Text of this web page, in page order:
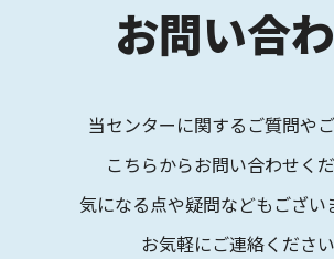
お問い合
当センターに関するご質問やご
こちらからお問い合わせくだ
気になる点や疑問などもござい
お気軽にご連絡ください